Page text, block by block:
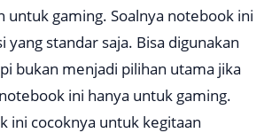
untuk gaming. Soalnya notebook ini
yang standar saja. Bisa digunakan
bukan menjadi pilihan utama jika
ini hanya untuk gaming.
ini cocoknya untuk kegitaan